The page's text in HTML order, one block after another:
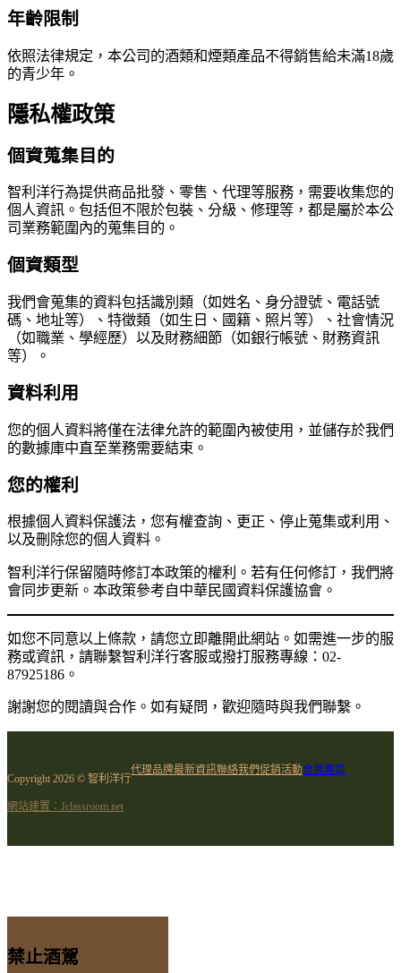
年齡限制
依照法律規定，本公司的酒類和煙類產品不得銷售給未滿18歲
的青少年。
隱私權政策
個資蒐集目的
智利洋行為提供商品批發、零售、代理等服務，需要收集您的
個人資訊。包括但不限於包裝、分級、修理等，都是屬於本公
司業務範圍內的蒐集目的。
個資類型
我們會蒐集的資料包括識別類（如姓名、身分證號、電話號
碼、地址等）、特徵類（如生日、國籍、照片等）、社會情況
（如職業、學經歷）以及財務細節（如銀行帳號、財務資訊
等）。
資料利用
您的個人資料將僅在法律允許的範圍內被使用，並儲存於我們
的數據庫中直至業務需要結束。
您的權利
根據個人資料保護法，您有權查詢、更正、停止蒐集或利用、
以及刪除您的個人資料。
智利洋行保留隨時修訂本政策的權利。若有任何修訂，我們將
會同步更新。本政策參考自中華民國資料保護協會。
如您不同意以上條款，請您立即離開此網站。如需進一步的服
務或資訊，請聯繫智利洋行客服或撥打服務專線：02-
87925186。
謝謝您的閱讀與合作。如有疑問，歡迎隨時與我們聯繫。
Copyright 2026 © 智利洋行
代理品牌最新資訊聯絡我們促銷活動會員專區
網站建置：Jclassroom.net
禁止酒駕